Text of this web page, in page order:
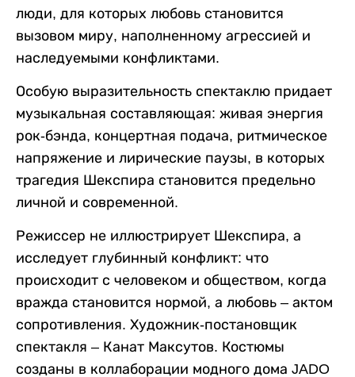
люди, для которых любовь становится
вызовом миру, наполненному агрессией и
наследуемыми конфликтами.
Особую выразительность спектаклю придает
музыкальная составляющая: живая энергия
рок-бэнда, концертная подача, ритмическое
напряжение и лирические паузы, в которых
трагедия Шекспира становится предельно
личной и современной.
Режиссер не иллюстрирует Шекспира, а
исследует глубинный конфликт: что
происходит с человеком и обществом, когда
вражда становится нормой, а любовь – актом
сопротивления. Художник-постановщик
спектакля – Канат Максутов. Костюмы
созданы в коллаборации модного дома JADO